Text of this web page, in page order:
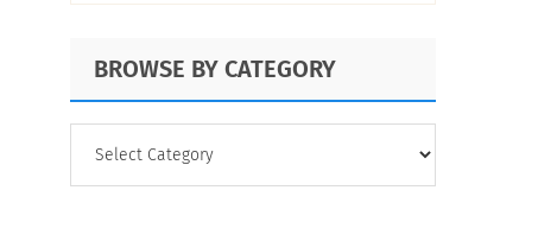
BROWSE BY CATEGORY
CATEGORY